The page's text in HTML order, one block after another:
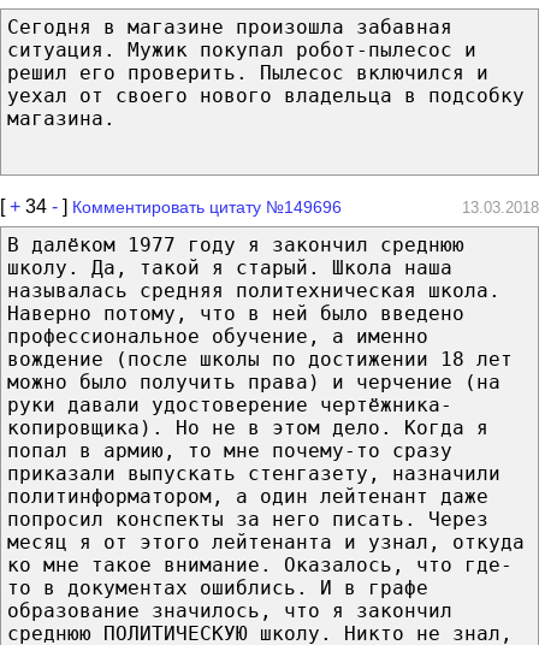
Сегодня в магазине произошла забавная
ситуация. Мужик покупал робот-пылесос и
решил его проверить. Пылесос включился и
уехал от своего нового владельца в подсобку
магазина.
[+ 34 - ] Комментировать цитату №149696 13.03.2018
В далёком 1977 году я закончил среднюю
школу. Да, такой я старый. Школа наша
называлась средняя политехническая школа.
Наверно потому, что в ней было введено
профессиональное обучение, а именно
вождение (после школы по достижении 18 лет
можно было получить права) и черчение (на
руки давали удостоверение чертёжника-
копировщика). Но не в этом дело. Когда я
попал в армию, то мне почему-то сразу
приказали выпускать стенгазету, назначили
политинформатором, а один лейтенант даже
попросил конспекты за него писать. Через
месяц я от этого лейтенанта и узнал, откуда
ко мне такое внимание. Оказалось, что где-
то в документах ошиблись. И в графе
образование значилось, что я закончил
среднюю ПОЛИТИЧЕСКУЮ школу. Никто не знал,